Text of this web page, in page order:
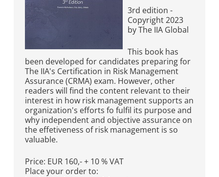
3rd edition -
Copyright 2023
by The IIA Global
This book has
been developed for candidates preparing for
The IIA's Certification in Risk Management
Assurance (CRMA) exam. However, other
readers will find the content relevant to their
interest in how risk management supports an
organization's efforts fo fulfil its purpose and
why independent and objective assurance on
the effetiveness of risk management is so
valuable.
Price: EUR 160,- + 10 % VAT
Place your order to: